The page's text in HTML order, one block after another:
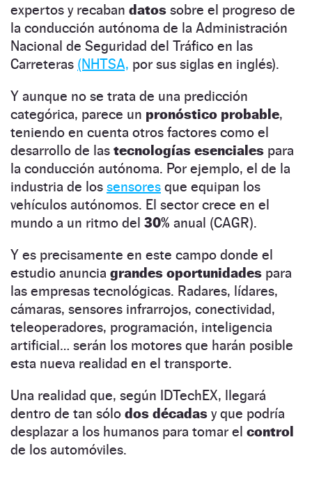
expertos y recaban datos sobre el progreso de
la conducción autónoma de la Administración
Nacional de Seguridad del Tráfico en las
Carreteras (NHTSA, por sus siglas en inglés).
Y aunque no se trata de una predicción
categórica, parece un pronóstico probable,
teniendo en cuenta otros factores como el
desarrollo de las tecnologías esenciales para
la conducción autónoma. Por ejemplo, el de la
industria de los sensores que equipan los
vehículos autónomos. El sector crece en el
mundo a un ritmo del 30% anual (CAGR).
Y es precisamente en este campo donde el
estudio anuncia grandes oportunidades para
las empresas tecnológicas. Radares, lídares,
cámaras, sensores infrarrojos, conectividad,
teleoperadores, programación, inteligencia
artificial… serán los motores que harán posible
esta nueva realidad en el transporte.
Una realidad que, según IDTechEX, llegará
dentro de tan sólo dos décadas y que podría
desplazar a los humanos para tomar el control
de los automóviles.